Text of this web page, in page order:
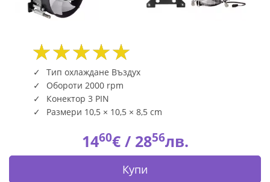
95W
SP-
FAN-
SPBM-
A115LED
Тип охлаждане Въздух
Обороти 2000 rpm
Конектор 3 PIN
Размери 10,5 × 10,5 × 8,5 cm
1460€ / 2856лв.
Купи